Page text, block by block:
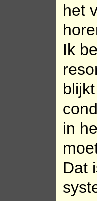
het
Ik
in
Dat